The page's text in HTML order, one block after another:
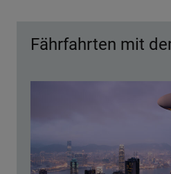
Fährfahrten mit